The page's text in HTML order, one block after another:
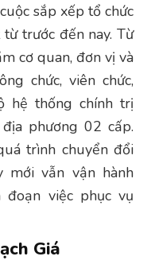
sắp xếp tổ chức
trước đến nay. Từ
cơ quan, đơn vị và
chức, viên chức,
hệ thống chính trị
phương 02 cấp.
trình chuyển đổi
mới vẫn vận hành
việc phục vụ
Giá